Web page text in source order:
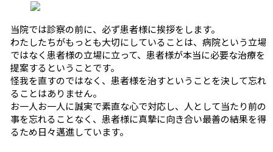
当院では診察の前に、必ず患者様に挨拶をします。
わたしたちがもっとも大切にしていることは、病院という立場
ではなく患者様の立場に立って、患者様が本当に必要な治療を
提案するということです。
怪我を直すのではなく、患者様を治すということを決して忘れ
ることはありません。
お一人お一人に誠実で素直な心で対応し、人として当たり前の
事を忘れることなく、患者様に真摯に向き合い最善の結果を得
るため日々邁進しています。